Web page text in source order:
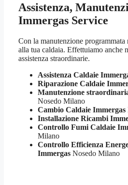
Assistenza,
Immergas Service
Con la manutenzione
alla tua caldaia. Effettuiamo anche
assistenza straordinarie.
Assistenza Caldaie
Riparazione Caldaie
Manutenzione
Nosedo Milano
Cambio Caldaie Immergas
Installazione Ricambi
Controllo Fumi Caldaie
Milano
Controllo Efficienza
Immergas Nosedo Milano